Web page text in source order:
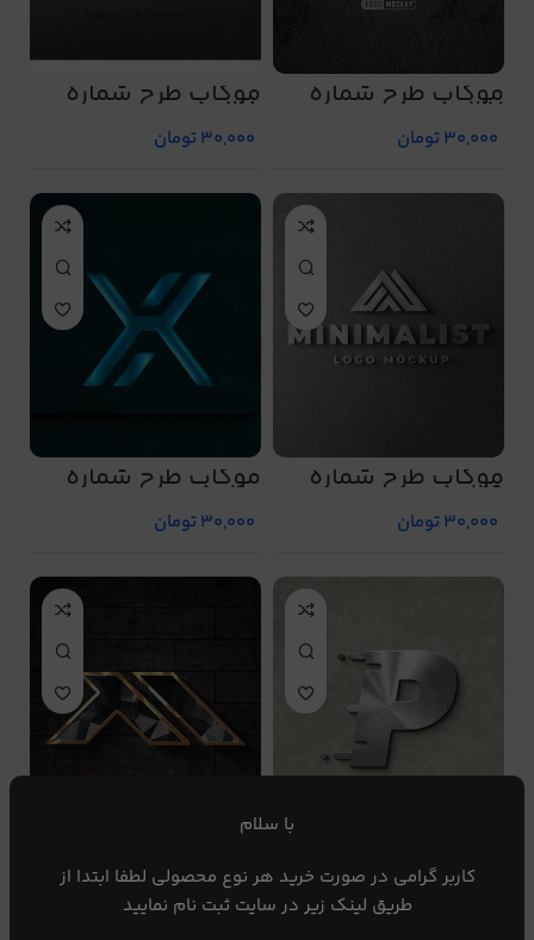
با سلام
کاربر گرامی در صورت خرید هر نوع محصولی لطفا ابتدا از
طریق لینک زیر در سایت ثبت نام نمایید
موکاپ طرح شماره
5037
30,000تومان
موکاپ طرح شماره
5038
30,000تومان
موکاپ طرح شماره
5039
30,000تومان
موکاپ طرح شماره
5040
30,000تومان
موکاپ طرح شماره
5041
تومان
موکاپ طرح شماره
5042
30,000 تومان